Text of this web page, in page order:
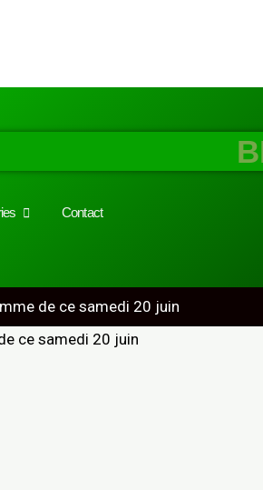
Contact
de ce samedi 20 juin